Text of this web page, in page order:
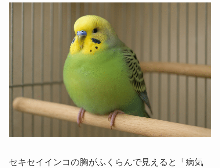
セキセイインコの胸がふくらんで見えると「病気